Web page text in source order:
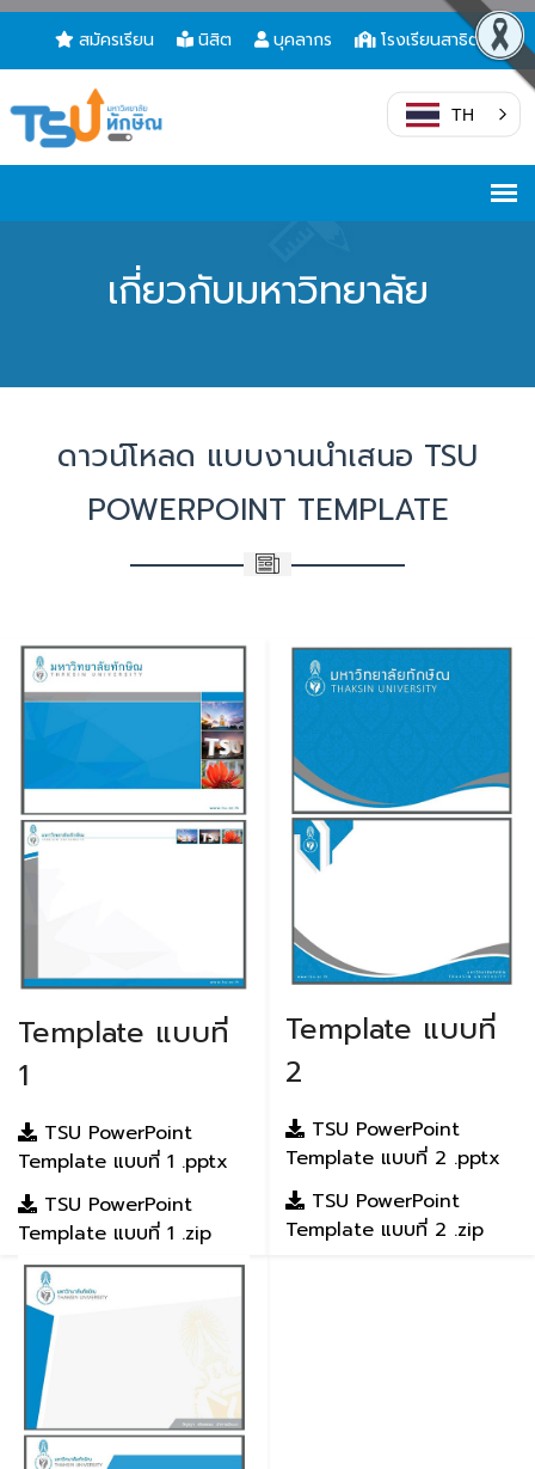
สมัครเรียน นิสิต บุคลากร โรงเรียนสาธิต
TH
เกี่ยวกับมหาวิทยาลัย
ดาวน์โหลด แบบงานนำเสนอ TSU
POWERPOINT TEMPLATE
Template แบบที่
1
TSU PowerPoint
Template แบบที่ 1 .pptx
TSU PowerPoint
Template แบบที่ 1 .zip
Template แบบที่
2
TSU PowerPoint
Template แบบที่ 2 .pptx
TSU PowerPoint
Template แบบที่ 2 .zip